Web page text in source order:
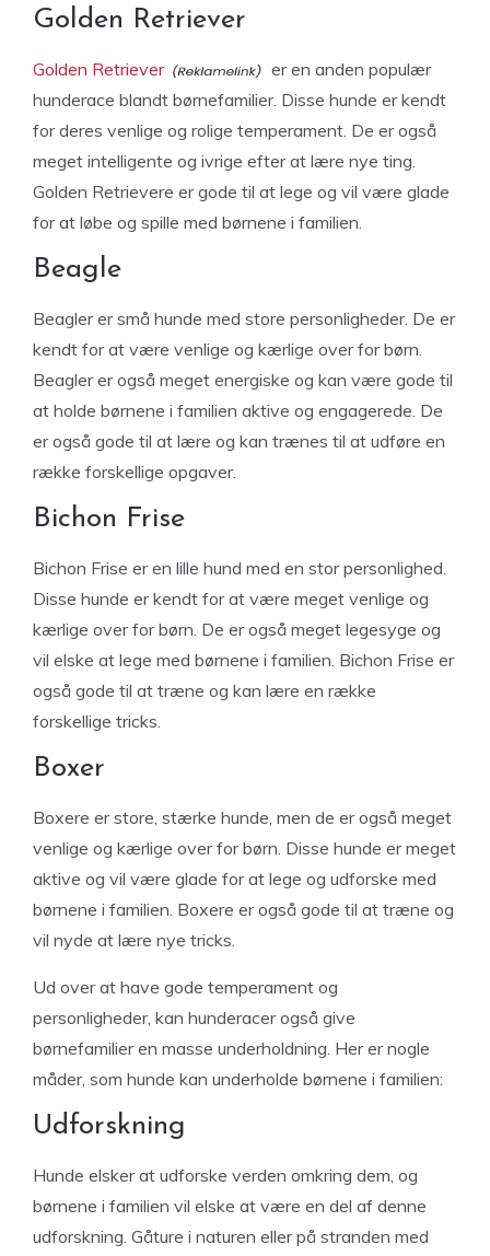
Golden Retriever
Golden Retriever
er en anden populær
hunderace blandt børnefamilier. Disse hunde er kendt
for deres venlige og rolige temperament. De er også
meget intelligente og ivrige efter at lære nye ting.
Golden Retrievere er gode til at lege og vil være glade
for at løbe og spille med børnene i familien.
Beagle
Beagler er små hunde med store personligheder. De er
kendt for at være venlige og kærlige over for børn.
Beagler er også meget energiske og kan være gode til
at holde børnene i familien aktive og engagerede. De
er også gode til at lære og kan trænes til at udføre en
række forskellige opgaver.
Bichon Frise
Bichon Frise er en lille hund med en stor personlighed.
Disse hunde er kendt for at være meget venlige og
kærlige over for børn. De er også meget legesyge og
vil elske at lege med børnene i familien. Bichon Frise er
også gode til at træne og kan lære en række
forskellige tricks.
Boxer
Boxere er store, stærke hunde, men de er også meget
venlige og kærlige over for børn. Disse hunde er meget
aktive og vil være glade for at lege og udforske med
børnene i familien. Boxere er også gode til at træne og
vil nyde at lære nye tricks.
Ud over at have gode temperament og
personligheder, kan hunderacer også give
børnefamilier en masse underholdning. Her er nogle
måder, som hunde kan underholde børnene i familien:
Udforskning
Hunde elsker at udforske verden omkring dem, og
børnene i familien vil elske at være en del af denne
udforskning. Gåture i naturen eller på stranden med